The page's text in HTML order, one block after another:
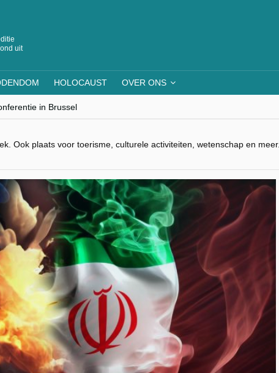
uit
HOLOCAUST OVER ONS
in Brussel
Jinnih Beels (Vooruit)
kosher travel en simchas wereldwijd
Ook plaats voor toerisme, culturele activiteiten, wetenschap en meer.